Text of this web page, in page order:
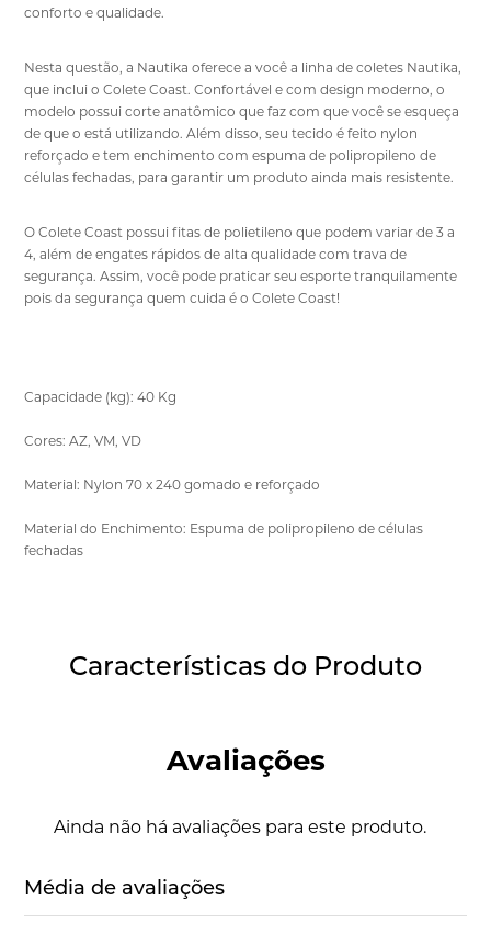
conforto e qualidade.
Nesta questão, a Nautika oferece a você a linha de coletes Nautika,
que inclui o Colete Coast. Confortável e com design moderno, o
modelo possui corte anatômico que faz com que você se esqueça
de que o está utilizando. Além disso, seu tecido é feito nylon
reforçado e tem enchimento com espuma de polipropileno de
células fechadas, para garantir um produto ainda mais resistente.
O Colete Coast possui fitas de polietileno que podem variar de 3 a
4, além de engates rápidos de alta qualidade com trava de
segurança. Assim, você pode praticar seu esporte tranquilamente
pois da segurança quem cuida é o Colete Coast!
Capacidade (kg): 40 Kg
Cores: AZ, VM, VD
Material: Nylon 70 x 240 gomado e reforçado
Material do Enchimento: Espuma de polipropileno de células
fechadas
Características do Produto
Avaliações
Ainda não há avaliações para este produto.
Média de avaliações